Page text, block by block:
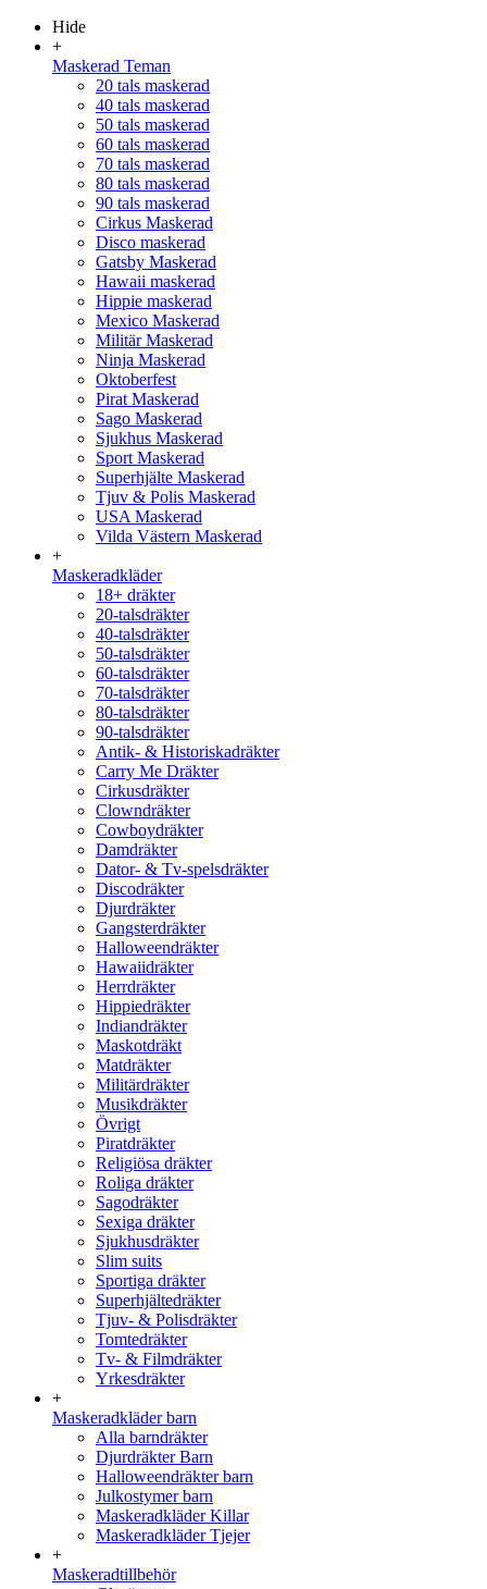
Hide
+
Maskerad Teman
20 tals maskerad
40 tals maskerad
50 tals maskerad
60 tals maskerad
70 tals maskerad
80 tals maskerad
90 tals maskerad
Cirkus Maskerad
Disco maskerad
Gatsby Maskerad
Hawaii maskerad
Hippie maskerad
Mexico Maskerad
Militär Maskerad
Ninja Maskerad
Oktoberfest
Pirat Maskerad
Sago Maskerad
Sjukhus Maskerad
Sport Maskerad
Superhjälte Maskerad
Tjuv & Polis Maskerad
USA Maskerad
Vilda Västern Maskerad
+
Maskeradkläder
18+ dräkter
20-talsdräkter
40-talsdräkter
50-talsdräkter
60-talsdräkter
70-talsdräkter
80-talsdräkter
90-talsdräkter
Antik- & Historiskadräkter
Carry Me Dräkter
Cirkusdräkter
Clowndräkter
Cowboydräkter
Damdräkter
Dator- & Tv-spelsdräkter
Discodräkter
Djurdräkter
Gangsterdräkter
Halloweendräkter
Hawaiidräkter
Herrdräkter
Hippiedräkter
Indiandräkter
Maskotdräkt
Matdräkter
Militärdräkter
Musikdräkter
Övrigt
Piratdräkter
Religiösa dräkter
Roliga dräkter
Sagodräkter
Sexiga dräkter
Sjukhusdräkter
Slim suits
Sportiga dräkter
Superhjältedräkter
Tjuv- & Polisdräkter
Tomtedräkter
Tv- & Filmdräkter
Yrkesdräkter
+
Maskeradkläder barn
Alla barndräkter
Djurdräkter Barn
Halloweendräkter barn
Julkostymer barn
Maskeradkläder Killar
Maskeradkläder Tjejer
+
Maskeradtillbehör